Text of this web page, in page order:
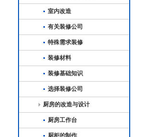
室内改造
有关装修公司
特殊需求装修
装修材料
装修基础知识
选择装修公司
厨房的改造与设计
厨房工作台
厨柜的制作